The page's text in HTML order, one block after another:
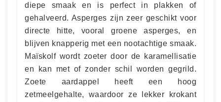
diepe smaak en is perfect in plakken of
gehalveerd. Asperges zijn zeer geschikt voor
directe hitte, vooral groene asperges, en
blijven knapperig met een nootachtige smaak.
Maïskolf wordt zoeter door de karamellisatie
en kan met of zonder schil worden gegrild.
Zoete aardappel heeft een hoog
zetmeelgehalte, waardoor ze lekker krokant